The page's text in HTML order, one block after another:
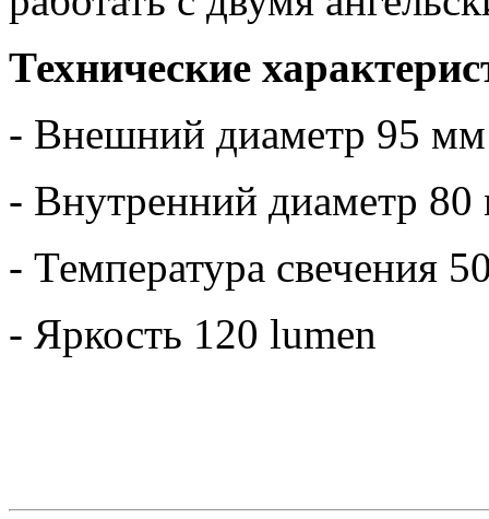
Технические
- Внешний диаметр 95 мм
- Внутренний диаметр
- Температура свечения
- Яркость 120 lumen